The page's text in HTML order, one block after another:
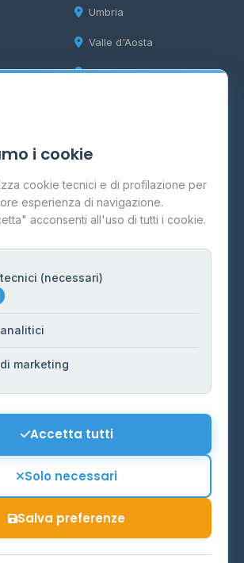
Umbria
Valle d'Aosta
Veneto
i cookie
cookie tecnici e di profilazione per
esperienza di navigazione.
acconsenti all'uso di tutti i cookie.
(necessari)
marketing
Accetta tutti
Solo necessari
Salva preferenze